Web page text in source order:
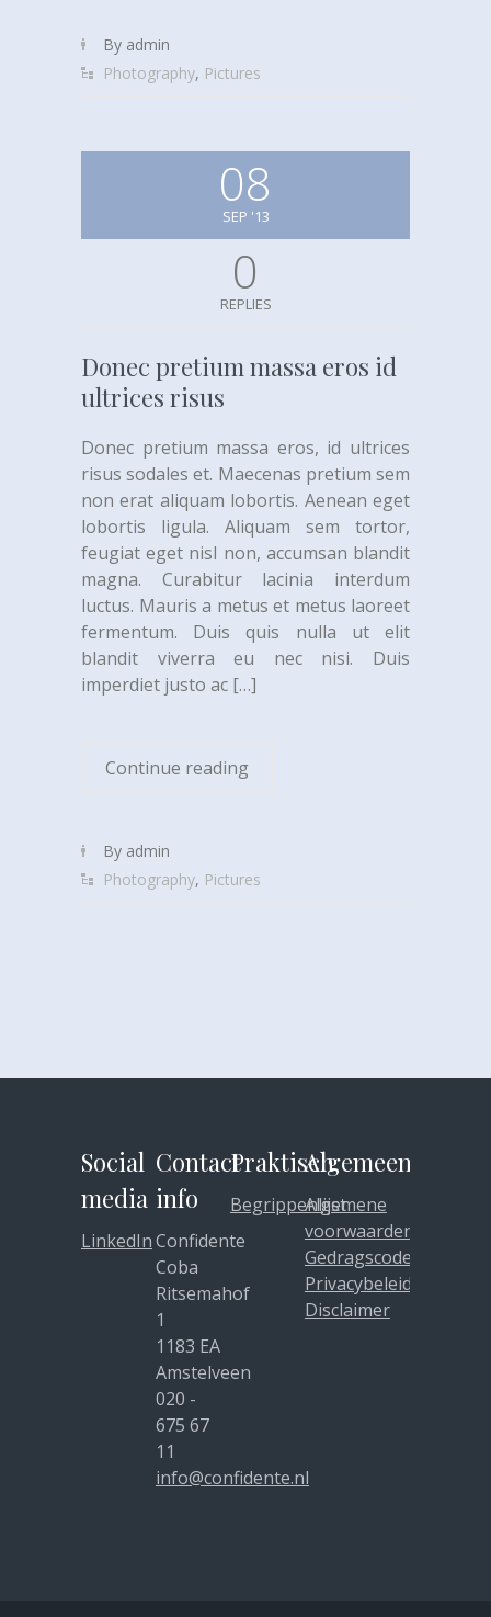
By admin
Photography, Pictures
08
SEP '13
0
REPLIES
Donec pretium massa eros id
ultrices risus
Donec pretium massa eros, id ultrices
risus sodales et. Maecenas pretium sem
non erat aliquam lobortis. Aenean eget
lobortis ligula. Aliquam sem tortor,
feugiat eget nisl non, accumsan blandit
magna. Curabitur lacinia interdum
luctus. Mauris a metus et metus laoreet
fermentum. Duis quis nulla ut elit
blandit viverra eu nec nisi. Duis
imperdiet justo ac […]
Continue reading
By admin
Photography, Pictures
Social
media
LinkedIn
Contact
info
Confidente
Coba
Ritsemahof
1
1183 EA
Amstelveen
020 -
675 67
11
info@confidente.nl
Praktisch
Begrippenlijst
Algemeen
Algemene
voorwaarden
Gedragscode
Privacybeleid
Disclaimer